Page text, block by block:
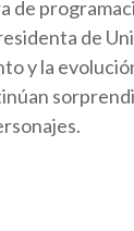
de
de
y la